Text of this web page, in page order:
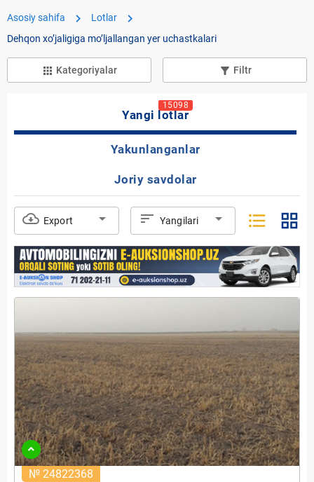
Asosiy sahifa chevron_right Lotlar chevron_right
Dehqon xoʼjaligiga moʼljallangan yer uchastkalari
apps Kategoriyalar filter_list_alt Filtr
Yangi lotlar
15098
Yakunlanganlar
Joriy savdolar
cloud_download Export arrow_drop_down sort Yangilari arrow_drop_down format_list_bulleted grid_view
№ 24822368